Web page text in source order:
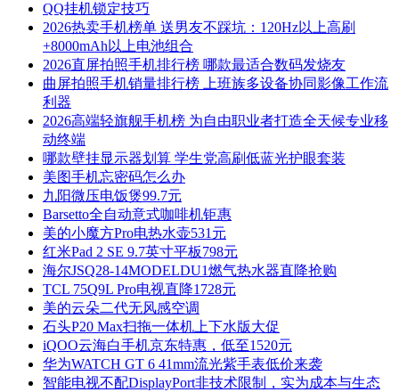
QQ挂机锁定技巧
2026热卖手机榜单 送男友不踩坑：120Hz以上高刷
+8000mAh以上电池组合
2026直屏拍照手机排行榜 哪款最适合数码发烧友
曲屏拍照手机销量排行榜 上班族多设备协同影像工作流
利器
2026高端轻旗舰手机榜 为自由职业者打造全天候专业移
动终端
哪款壁挂显示器划算 学生党高刷低蓝光护眼套装
美图手机忘密码怎么办
九阳微压电饭煲99.7元
Barsetto全自动意式咖啡机钜惠
美的小魔方Pro电热水壶531元
红米Pad 2 SE 9.7英寸平板798元
海尔JSQ28-14MODELDU1燃气热水器直降抢购
TCL 75Q9L Pro电视直降1728元
美的云朵二代无风感空调
石头P20 Max扫拖一体机上下水版大促
iQOO云海白手机京东特惠，低至1520元
华为WATCH GT 6 41mm流光紫手表低价来袭
智能电视不配DisplayPort非技术限制，实为成本与生态